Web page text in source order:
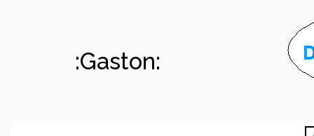
:Gaston: